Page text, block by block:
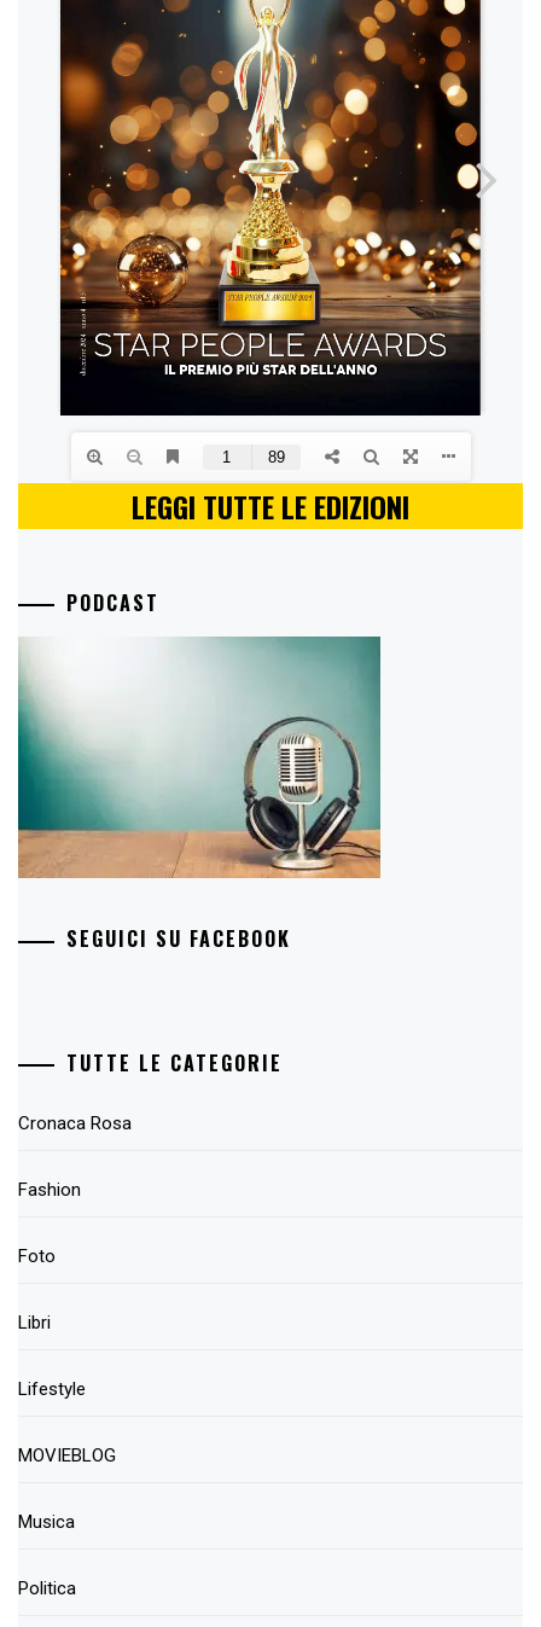
LEGGI TUTTE LE EDIZIONI
PODCAST
SEGUICI SU FACEBOOK
TUTTE LE CATEGORIE
Cronaca Rosa
Fashion
Foto
Libri
Lifestyle
MOVIEBLOG
Musica
Politica